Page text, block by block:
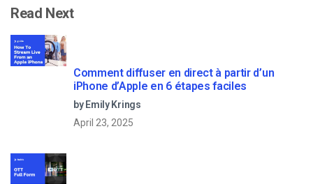
Read Next
Comment diffuser en direct à partir d’un
iPhone d’Apple en 6 étapes faciles
by Emily Krings
April 23, 2025